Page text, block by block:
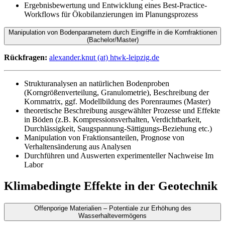
Ergebnisbewertung und Entwicklung eines Best-Practice-
Workflows für Ökobilanzierungen im Planungsprozess
Manipulation von Bodenparametern durch Eingriffe in die Kornfraktionen
(Bachelor/Master)
Rückfragen: alexander.knut (at) htwk-leipzig.de
Strukturanalysen an natürlichen Bodenproben
(Korngrößenverteilung, Granulometrie), Beschreibung der
Kornmatrix, ggf. Modellbildung des Porenraumes (Master)
theoretische Beschreibung ausgewählter Prozesse und Effekte
in Böden (z.B. Kompressionsverhalten, Verdichtbarkeit,
Durchlässigkeit, Saugspannung-Sättigungs-Beziehung etc.)
Manipulation von Fraktionsanteilen, Prognose von
Verhaltensänderung aus Analysen
Durchführen und Auswerten experimenteller Nachweise Im
Labor
Klimabedingte Effekte in der Geotechnik
Offenporige Materialien – Potentiale zur Erhöhung des
Wasserhaltevermögens